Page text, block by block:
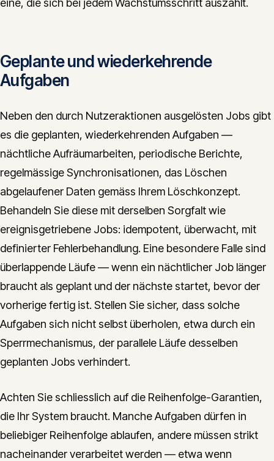
eine, die sich bei jedem Wachstumsschritt auszahlt.
Geplante und wiederkehrende
Aufgaben
Neben den durch Nutzeraktionen ausgelösten Jobs gibt
es die geplanten, wiederkehrenden Aufgaben —
nächtliche Aufräumarbeiten, periodische Berichte,
regelmässige Synchronisationen, das Löschen
abgelaufener Daten gemäss Ihrem Löschkonzept.
Behandeln Sie diese mit derselben Sorgfalt wie
ereignisgetriebene Jobs: idempotent, überwacht, mit
definierter Fehlerbehandlung. Eine besondere Falle sind
überlappende Läufe — wenn ein nächtlicher Job länger
braucht als geplant und der nächste startet, bevor der
vorherige fertig ist. Stellen Sie sicher, dass solche
Aufgaben sich nicht selbst überholen, etwa durch ein
Sperrmechanismus, der parallele Läufe desselben
geplanten Jobs verhindert.
Achten Sie schliesslich auf die Reihenfolge-Garantien,
die Ihr System braucht. Manche Aufgaben dürfen in
beliebiger Reihenfolge ablaufen, andere müssen strikt
nacheinander verarbeitet werden — etwa wenn